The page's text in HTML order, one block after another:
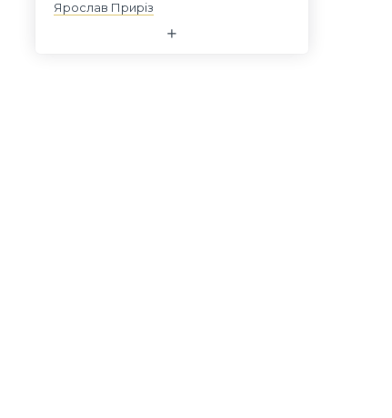
Ярослав Приріз